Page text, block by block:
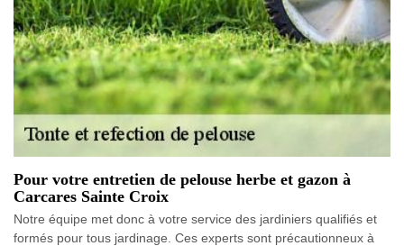
Pour votre entretien de pelouse herbe et gazon à
Carcares Sainte Croix
Notre équipe met donc à votre service des jardiniers qualifiés et
formés pour tous jardinage. Ces experts sont précautionneux à